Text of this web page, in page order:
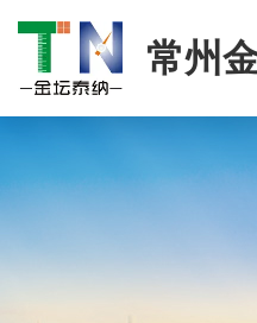
常州